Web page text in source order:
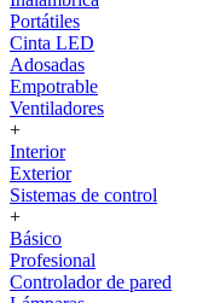
Portátiles
Cinta LED
Adosadas
Empotrable
Ventiladores
+
Interior
Exterior
Sistemas de control
+
Básico
Profesional
Controlador de pared